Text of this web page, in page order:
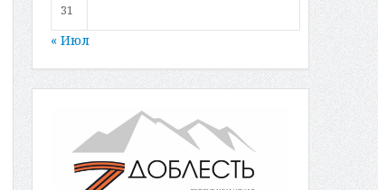
31
« Июл